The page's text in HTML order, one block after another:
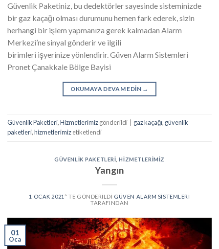
Güvenlik Paketiniz, bu dedektörler sayesinde sisteminizde
bir gaz kaçağı olması durumunu hemen fark ederek, sizin
herhangi bir işlem yapmanıza gerek kalmadan Alarm
Merkezi’ne sinyal gönderir ve ilgili
birimleri işyerinize yönlendirir. Güven Alarm Sistemleri
Pronet Çanakkale Bölge Bayisi
OKUMAYA DEVAM EDIN →
Güvenlik Paketleri,Hizmetlerimizgönderildi gaz kaçağı, güvenlik
paketleri,hizmetlerimizetiketlendi
GÜVENLIK PAKETLERI ,HIZMETLERIMIZ
Yangın
1 OCAK 2021 ’' TE GÖNDERILDI GÜVEN ALARM SISTEMLERI
TARAFINDAN
01
Oca